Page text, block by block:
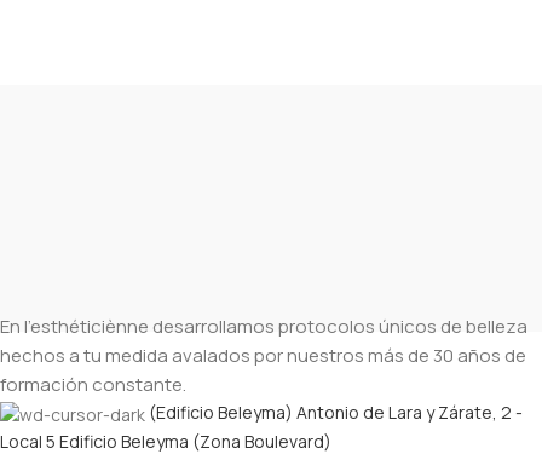
En l’esthéticiènne desarrollamos protocolos únicos de belleza
hechos a tu medida avalados por nuestros más de 30 años de
formación constante.
(Edificio Beleyma) Antonio de Lara y Zárate, 2 -
Local 5 Edificio Beleyma (Zona Boulevard)